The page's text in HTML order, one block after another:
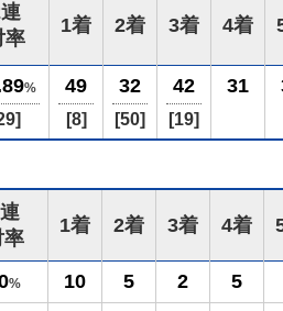
率
1着 2着 3着 4着
% 49
[8]
32
[50]
42
[19]
31
率
1着 2着 3着 4着
% 10 5 2
5